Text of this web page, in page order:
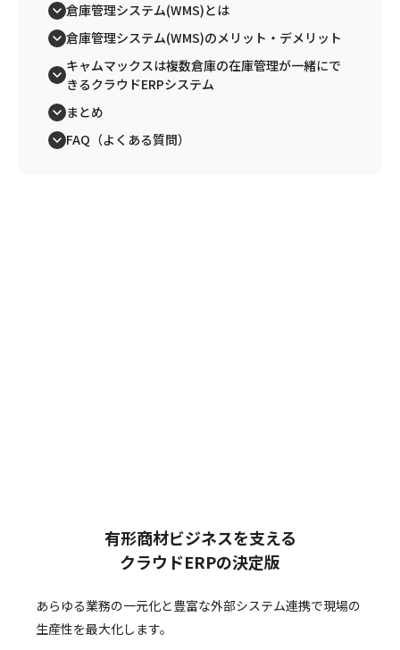
倉庫管理システム(WMS)とは
倉庫管理システム(WMS)のメリット・デメリット
キャムマックスは複数倉庫の在庫管理が一緒にで
きるクラウドERPシステム
まとめ
FAQ（よくある質問）
有形商材ビジネスを支える
クラウドERPの決定版
あらゆる業務の一元化と豊富な外部システム連携で現場の
生産性を最大化します。